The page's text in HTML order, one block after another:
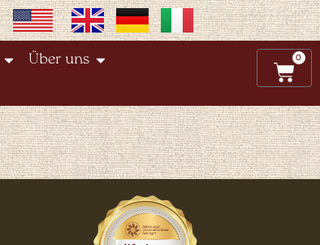
Über uns
0